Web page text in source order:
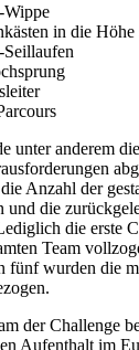
Wippe
in die Höhe
Seillaufen
unter anderem
Anzahl der
und die
die erste
Team
fünf wurden die
der Challenge
Aufenthalt im